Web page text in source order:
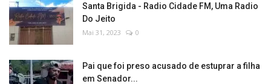
Santa Brigida - Radio Cidade FM, Uma Radio
Do Jeito
Mai 31, 2023 0
Pai que foi preso acusado de estuprar a filha
em Senador...